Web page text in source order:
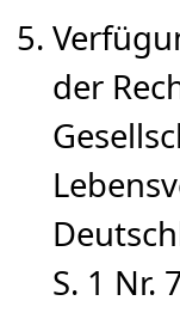
der
S. 1 Nr.